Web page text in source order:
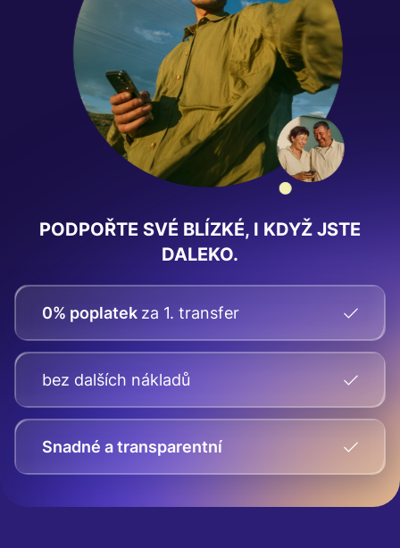
PODPOŘTE SVÉ BLÍZKÉ, I KDYŽ JSTE
DALEKO.
0% poplatek za 1. transfer
bez dalších nákladů
Snadné a transparentní